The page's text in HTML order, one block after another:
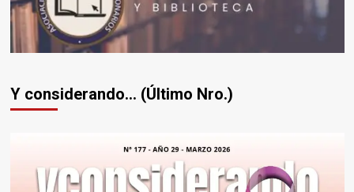
Y considerando... (Último Nro.)